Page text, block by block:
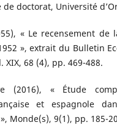
doctorat, Université
« Le recensement de
», extrait du Bulletin
XIX, 68 (4), pp. 469-488.
(2016), « Étude
et espagnole
Monde(s), 9(1), pp. 185-